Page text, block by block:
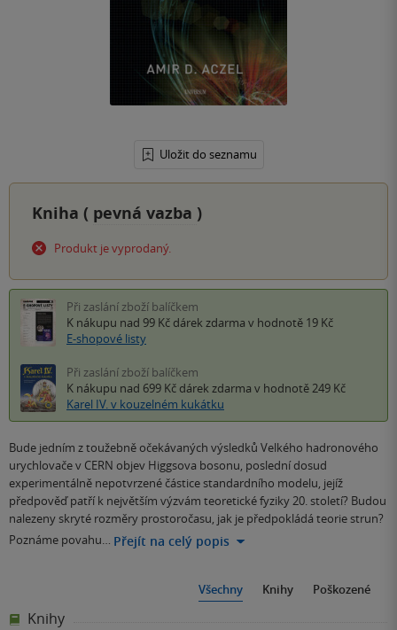
Uložit do seznamu
Kniha ( pevná vazba )
Produkt je vyprodaný.
Při zaslání zboží balíčkem
K nákupu nad 99 Kč dárek zdarma v hodnotě 19 Kč
E-shopové listy
Při zaslání zboží balíčkem
K nákupu nad 699 Kč dárek zdarma v hodnotě 249 Kč
Karel IV. v kouzelném kukátku
Bude jedním z toužebně očekávaných výsledků Velkého hadronového
urychlovače v CERN objev Higgsova bosonu, poslední dosud
experimentálně nepotvrzené částice standardního modelu, jejíž
předpověď patří k největším výzvám teoretické fyziky 20. století? Budou
nalezeny skryté rozměry prostoročasu, jak je předpokládá teorie strun?
Poznáme povahu… Přejít na celý popis
Všechny Knihy Poškozené
Knihy